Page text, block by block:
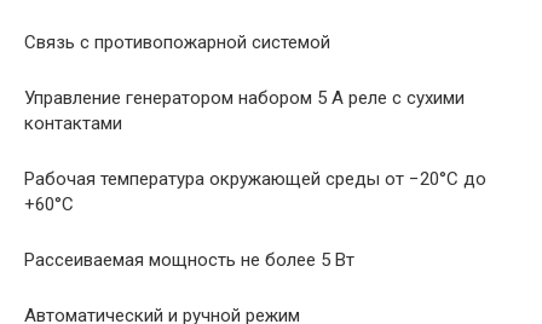
Связь с противопожарной системой
Управление генератором набором 5 А реле с сухими
контактами
Рабочая температура окружающей среды от −20°С до
+60°С
Рассеиваемая мощность не более 5 Вт
Автоматический и ручной режим